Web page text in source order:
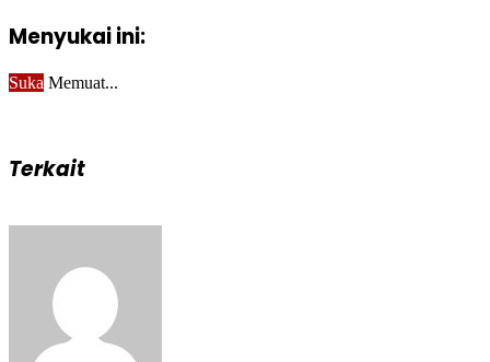
Menyukai ini:
Suka Memuat...
Terkait